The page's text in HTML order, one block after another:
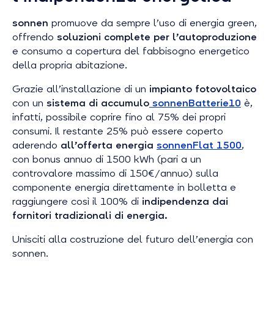
sonnen promuove da sempre l’uso di energia green,
offrendo soluzioni complete per l’autoproduzione
e consumo a copertura del fabbisogno energetico
della propria abitazione.
Grazie all’installazione di un impianto fotovoltaico
con un sistema di accumulo sonnenBatterie10 è,
infatti, possibile coprire fino al 75% dei propri
consumi. Il restante 25% può essere coperto
aderendo all’offerta energia sonnenFlat 1500,
con bonus annuo di 1500 kWh (pari a un
controvalore massimo di 150€/annuo) sulla
componente energia direttamente in bolletta e
raggiungere così il 100% di indipendenza dai
fornitori tradizionali di energia.
Unisciti alla costruzione del futuro dell’energia con
sonnen.